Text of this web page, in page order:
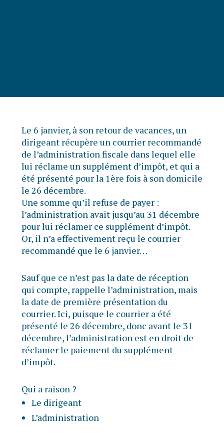
Le 6 janvier, à son retour de vacances, un
dirigeant récupère un courrier recommandé
de l’administration fiscale dans lequel elle
lui réclame un supplément d’impôt, et qui a
été présenté pour la 1ère fois à son domicile
le 26 décembre.
Une somme qu’il refuse de payer :
l’administration avait jusqu’au 31 décembre
pour lui réclamer ce supplément d’impôt.
Or, il n’a effectivement reçu le courrier
recommandé que le 6 janvier…
Sauf que ce n’est pas la date de réception
qui compte, rappelle l’administration, mais
la date de première présentation du
courrier. Ici, puisque le courrier a été
présenté le 26 décembre, donc avant le 31
décembre, l’administration est en droit de
réclamer le paiement du supplément
d’impôt.
Qui a raison ?
Le dirigeant
L’administration